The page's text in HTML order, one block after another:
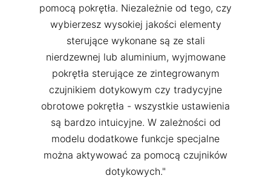
pomocą pokrętła. Niezależnie od tego, czy
wybierzesz wysokiej jakości elementy
sterujące wykonane są ze stali
nierdzewnej lub aluminium, wyjmowane
pokrętła sterujące ze zintegrowanym
czujnikiem dotykowym czy tradycyjne
obrotowe pokrętła - wszystkie ustawienia
są bardzo intuicyjne. W zależności od
modelu dodatkowe funkcje specjalne
można aktywować za pomocą czujników
dotykowych."